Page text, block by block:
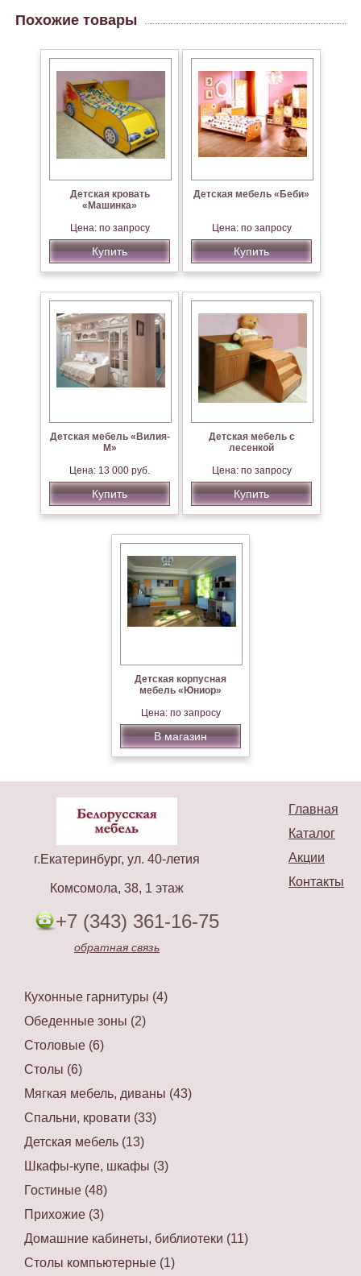
Похожие товары
Детская кровать
«Машинка»
Цена: по запросу
Купить
Детская мебель «Беби»
Цена: по запросу
Купить
Детская мебель «Вилия-
М»
Цена: 13 000 руб.
Купить
Детская мебель с
лесенкой
Цена: по запросу
Купить
Детская корпусная
мебель «Юниор»
Цена: по запросу
В магазин
Главная
Каталог
Акции
Контакты
г.Екатеринбург, ул. 40-летия
Комсомола, 38, 1 этаж
+7 (343) 361-16-75
обратная связь
Кухонные гарнитуры (4)
Обеденные зоны (2)
Столовые (6)
Столы (6)
Мягкая мебель, диваны (43)
Спальни, кровати (33)
Детская мебель (13)
Шкафы-купе, шкафы (3)
Гостиные (48)
Прихожие (3)
Домашние кабинеты, библиотеки (11)
Столы компьютерные (1)